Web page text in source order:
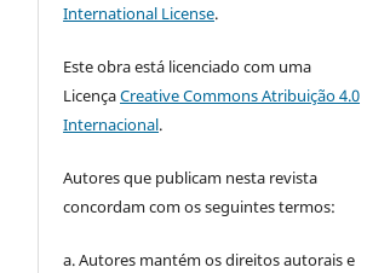
International License.
Este obra está licenciado com uma
LicençaCreative Commons Atribuição 4.0
Internacional.
Autores que publicam nesta revista
concordam com os seguintes termos:
a. Autores mantém os direitos autorais e